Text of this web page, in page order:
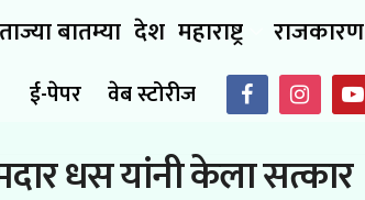
ताज्या बातम्या देश महाराष्ट्र राजकारण
ई-पेपर वेब स्टोरीज
धस यांनी केला सत्कार